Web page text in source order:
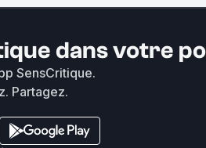
dans votre
SensCritique.
Partagez.